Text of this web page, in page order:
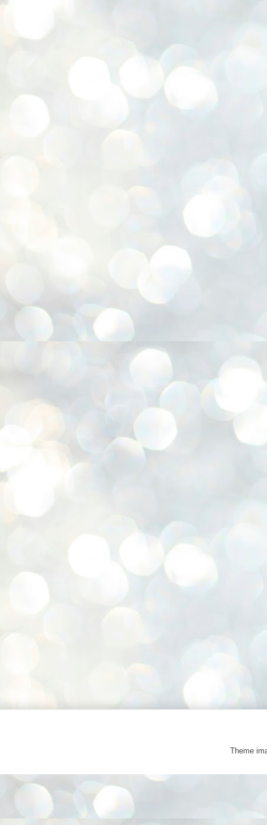
Theme